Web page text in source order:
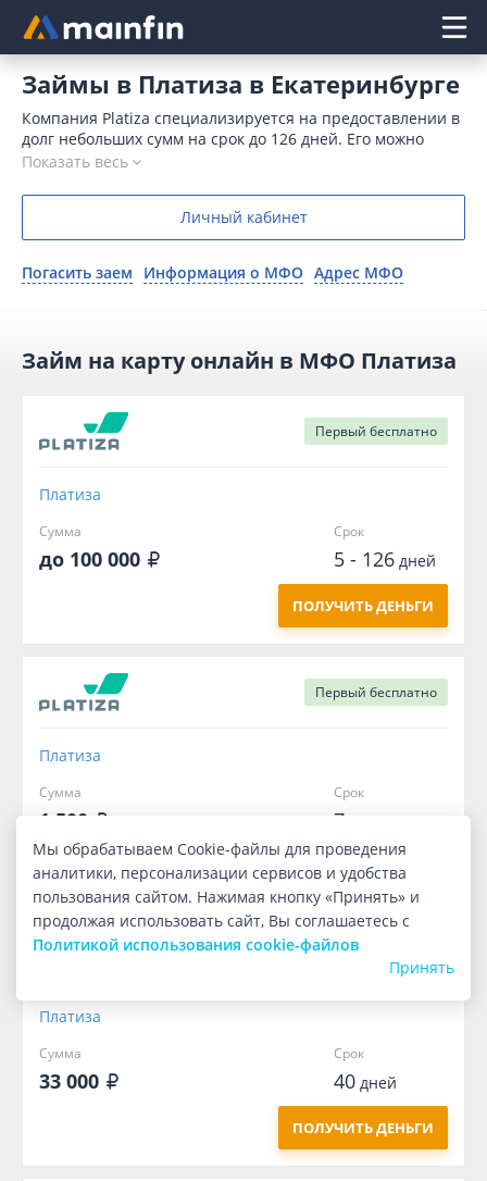
Главное меню
Займы в Платиза в Екатеринбурге
Компания Platiza специализируется на предоставлении в
долг небольших сумм на срок до 126 дней. Его можно
срочно получить переводом на карту или счет,
Платиза в Москве принимается круглосуточно.
Показать весь
Личный кабинет
Погасить заем Информация о МФО Адрес МФО
Займ на карту онлайн в МФО Платиза
Первый бесплатно
Платиза
Сумма
до 100 000
Срок
5 - 126дней
ПОЛУЧИТЬ ДЕНЬГИ
Первый бесплатно
Платиза
Сумма
1 500
Срок
7дней
ПОЛУЧИТЬ ДЕНЬГИ
Платиза
Сумма
33 000
Срок
40дней
ПОЛУЧИТЬ ДЕНЬГИ
Мы обрабатываем Cookie-файлы для проведения
аналитики, персонализации сервисов и удобства
пользования сайтом. Нажимая кнопку «Принять» и
продолжая использовать сайт, Вы соглашаетесь с
Политикой использования cookie-файлов
Принять